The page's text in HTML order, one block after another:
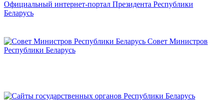
Официальный интернет-портал Президента Республики
Беларусь
Совет Министров
Республики Беларусь